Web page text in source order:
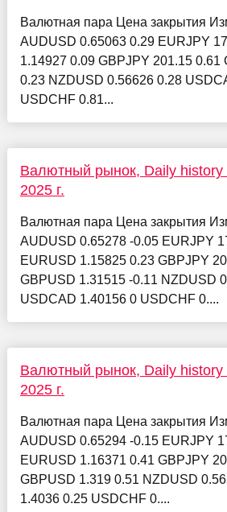
Валютная пара Цена закрытия
AUDUSD 0.65063 0.29 EURJPY
1.14927 0.09 GBPJPY 201.15 0.61
0.23 NZDUSD 0.56626 0.28
USDCHF 0.81...
Валютный рынок, Daily history
2025 г.
Валютная пара Цена закрытия
AUDUSD 0.65278 -0.05 EURJPY
EURUSD 1.15825 0.23 GBPJPY
GBPUSD 1.31515 -0.11 NZDUSD
USDCAD 1.40156 0 USDCHF 0....
Валютный рынок, Daily history
2025 г.
Валютная пара Цена закрытия
AUDUSD 0.65294 -0.15 EURJPY
EURUSD 1.16371 0.41 GBPJPY
GBPUSD 1.319 0.51 NZDUSD
1.4036 0.25 USDCHF 0....